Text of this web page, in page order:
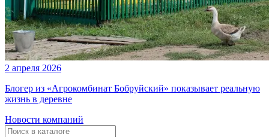
2 апреля 2026
Блогер из «Агрокомбинат Бобруйский» показывает реальную
жизнь в деревне
Новости компаний